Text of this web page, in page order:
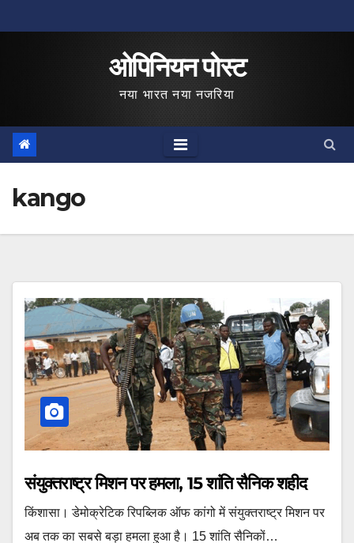
to
ओपिनियन पोस्ट
नया भारत नया नजरिया
kango
संयुक्तराष्ट्र मिशन पर हमला, 15 शांति सैनिक शहीद
किंशासा। डेमोक्रेटिक रिपब्लिक ऑफ कांगो में संयुक्तराष्ट्र मिशन पर
अब तक का सबसे बड़ा हमला हुआ है। 15 शांति सैनिकों…